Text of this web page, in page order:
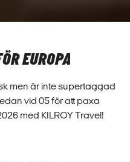
EUROPA
men är inte supertaggad
vid 05 för att paxa
med KILROY Travel!